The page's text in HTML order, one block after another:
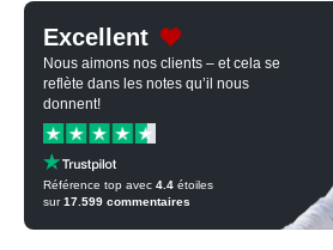
Excellent
Nous aimons nos clients – et cela se
reflète dans les notes qu’il nous
donnent!
Référence top avec 4.4 étoiles
sur17.599 commentaires